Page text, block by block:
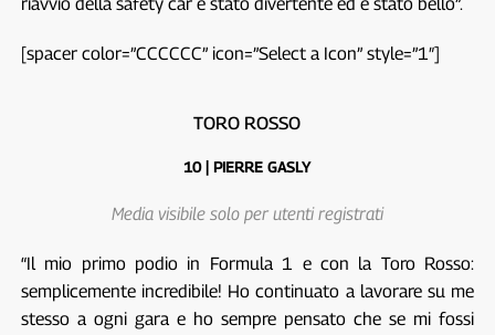
[spacer color=”CCCCCC” icon=”Select a Icon” style=”1″]
TORO ROSSO
10 | PIERRE GASLY
Media visibile solo per utenti registrati
“Il mio primo podio in Formula 1 e con la Toro Rosso:
semplicemente incredibile! Ho continuato a lavorare su me
stesso a ogni gara e ho sempre pensato che se mi fossi